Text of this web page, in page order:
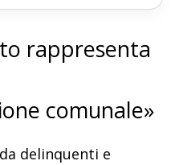
rappresenta
comunale»
delinquenti e